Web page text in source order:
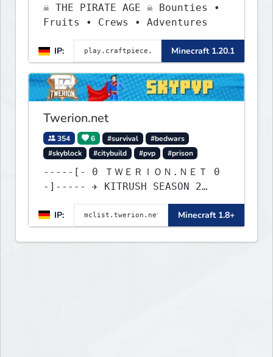
☠ THE PIRATE AGE ☠ Bounties •
Fruits • Crews • Adventures
IP: Minecraft 1.20.1
Twerion.net
354 6 #survival
#bedwars
#skyblock
#citybuild #pvp #prison
-----[- 0 ＴＷＥＲＩＯＮ.ＮＥＴ 0
-]----- ✈ KITRUSH SEASON 2
IP:
Minecraft 1.8+